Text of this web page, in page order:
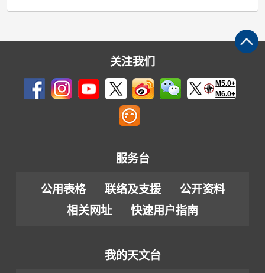
关注我们
M5.0+
M6.0+
服务台
公用表格 联络及支援
公开资料
相关网址
快速用户指南
我的天文台